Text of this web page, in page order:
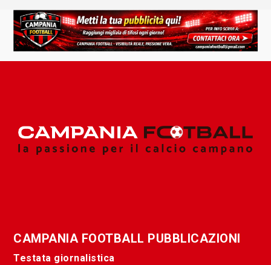
CAMPANIA FOOTBALL PUBBLICAZIONI
Testata giornalistica